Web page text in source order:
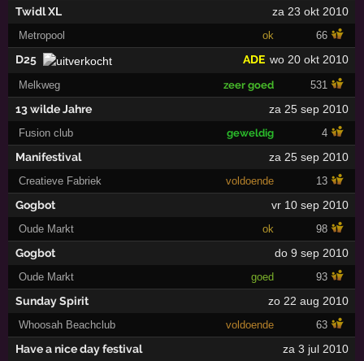
Twidl XL za 23 okt 2010
Metropool ok 66
D25 wo 20 okt 2010
ADE
Melkweg zeer goed 531
13 wilde Jahre za 25 sep 2010
Fusion club geweldig 4
Manifestival za 25 sep 2010
Creatieve Fabriek voldoende 13
Gogbot vr 10 sep 2010
Oude Markt ok 98
Gogbot do 9 sep 2010
Oude Markt goed 93
Sunday Spirit zo 22 aug 2010
Whoosah Beachclub voldoende 63
Have a nice day festival za 3 jul 2010